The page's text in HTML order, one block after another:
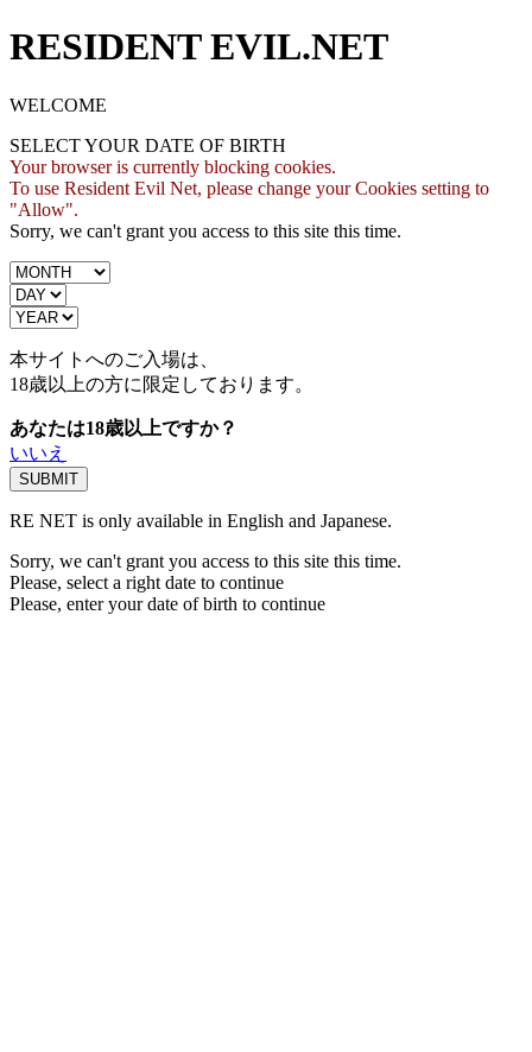
RESIDENT EVIL.NET
WELCOME
SELECT YOUR DATE OF BIRTH
Your browser is currently blocking cookies.
To use Resident Evil Net, please change your Cookies setting to
"Allow".
Sorry, we can't grant you access to this site this time.
本サイトへのご入場は、
18歳以上の方に限定しております。
あなたは18歳以上ですか？
いいえ
RE NET is only available in English and Japanese.
Sorry, we can't grant you access to this site this time.
Please, select a right date to continue
Please, enter your date of birth to continue